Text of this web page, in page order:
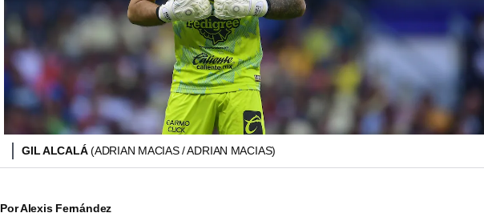
GIL ALCALÁ(ADRIAN MACIAS / ADRIAN MACIAS)
PorAlexis Fernández